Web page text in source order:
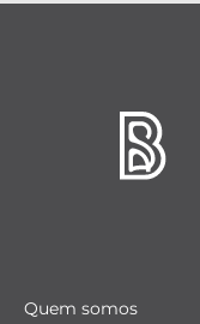
Quem somos